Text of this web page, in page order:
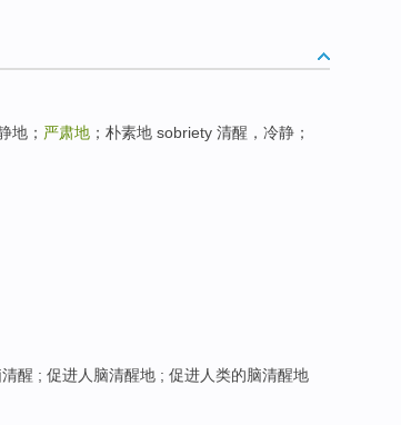
地； 严肃地 ；朴素地 sobriety 清醒，冷静；
醒 ; 促进人脑清醒地 ; 促进人类的脑清醒地